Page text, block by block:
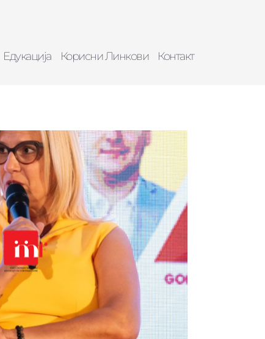
Едукација Корисни Линкови Контакт